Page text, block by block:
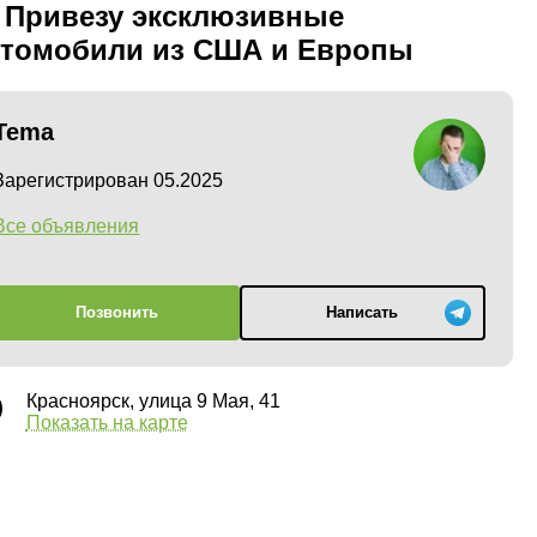
Привезу эксклюзивные
из США и Европы
05.2025
объявления
Позвонить Написать
Красноярск, улица 9 Мая, 41
Показать на карте